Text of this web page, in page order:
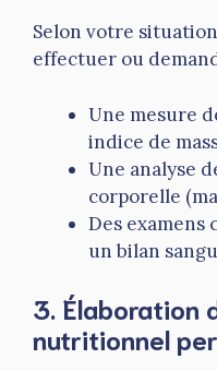
Selon votre
effectuer ou
Une mesure
indice de
Une analyse
corporelle
Des examens
un bilan
3. Élaboration
nutritionnel